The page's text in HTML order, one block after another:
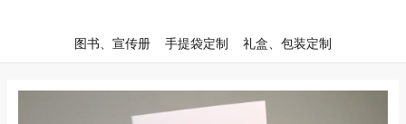
图书、宣传册 手提袋定制 礼盒、包装定制